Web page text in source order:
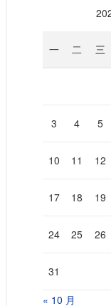
一 二 三
3 4 5
10 11 12
17 18 19
24 25 26
31
« 10 月